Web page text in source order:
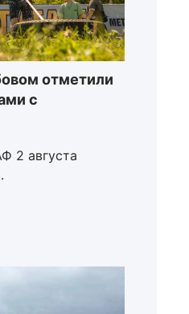
отметили
с
2 августа